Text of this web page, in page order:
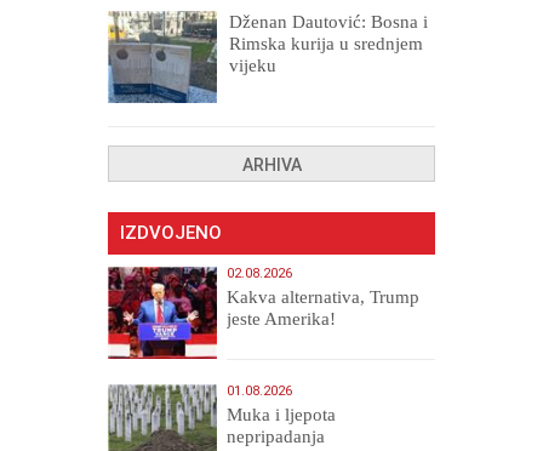
Dženan Dautović: Bosna i
Rimska kurija u srednjem
vijeku
ARHIVA
IZDVOJENO
02.08.2026
Kakva alternativa, Trump
jeste Amerika!
01.08.2026
Muka i ljepota
nepripadanja